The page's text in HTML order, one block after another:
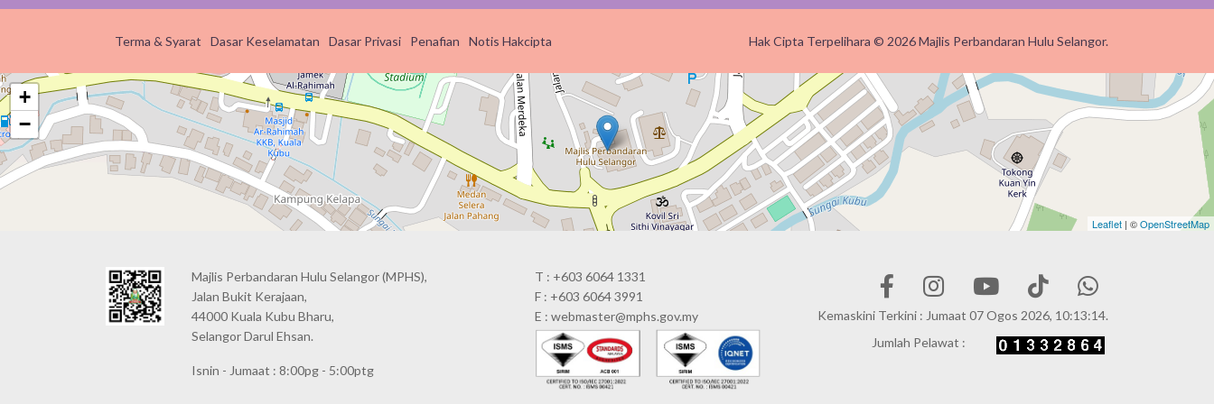
Terma & Syarat Dasar Keselamatan Dasar Privasi Penafian Notis Hakcipta Hak Cipta Terpelihara © 2026 Majlis Perbandaran Hulu Selangor.
+
−
Leaflet | ©OpenStreetMap
Majlis Perbandaran Hulu Selangor (MPHS),
Jalan Bukit Kerajaan,
44000 Kuala Kubu Bharu,
Selangor Darul Ehsan.
Isnin - Jumaat : 8:00pg - 5:00ptg
T : +603 6064 1331
F : +603 6064 3991
E : webmaster@mphs.gov.my
Kemaskini Terkini : Jumaat 07 Ogos 2026, 10:13:14.
Jumlah Pelawat :